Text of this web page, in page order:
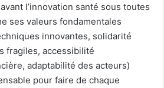
l’innovation santé sous toutes
ses valeurs fondamentales
innovantes, solidarité
fragiles, accessibilité
adaptabilité des acteurs)
pour faire de chaque